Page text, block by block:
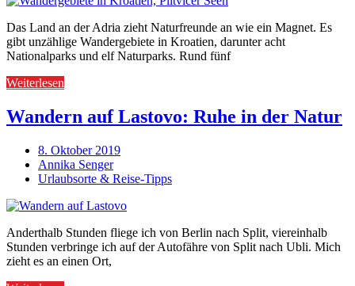
Das Land an der Adria zieht Naturfreunde an wie ein Magnet. Es
gibt unzählige Wandergebiete in Kroatien, darunter acht
Nationalparks und elf Naturparks. Rund fünf
Weiterlesen
Wandern auf Lastovo: Ruhe in der Natur
8. Oktober 2019
Annika Senger
Urlaubsorte & Reise-Tipps
Anderthalb Stunden fliege ich von Berlin nach Split, viereinhalb
Stunden verbringe ich auf der Autofähre von Split nach Ubli. Mich
zieht es an einen Ort,